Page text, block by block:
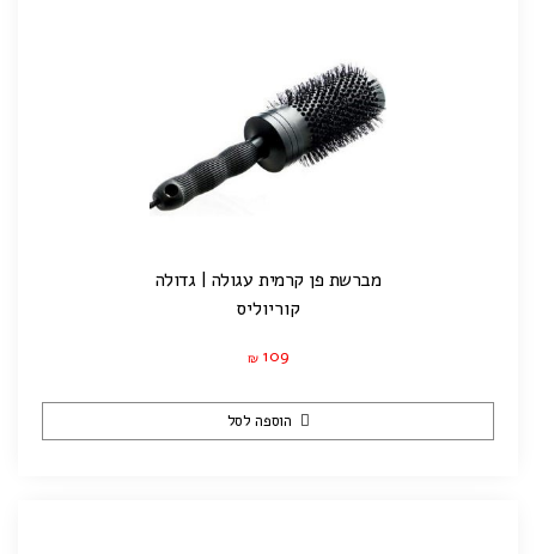
מברשת פן קרמית עגולה | גדולה
קוריוליס
₪ 109
הוספה לסל